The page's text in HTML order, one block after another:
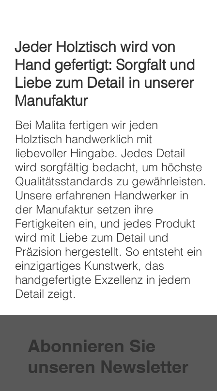
Jeder Holztisch wird von
Hand gefertigt: Sorgfalt und
Liebe zum Detail in unserer
Manufaktur
Bei Malita fertigen wir jeden
Holztisch handwerklich mit
liebevoller Hingabe. Jedes Detail
wird sorgfältig bedacht, um höchste
Qualitätsstandards zu gewährleisten.
Unsere erfahrenen Handwerker in
der Manufaktur setzen ihre
Fertigkeiten ein, und jedes Produkt
wird mit Liebe zum Detail und
Präzision hergestellt. So entsteht ein
einzigartiges Kunstwerk, das
handgefertigte Exzellenz in jedem
Detail zeigt.
Abonnieren Sie
unseren Newsletter